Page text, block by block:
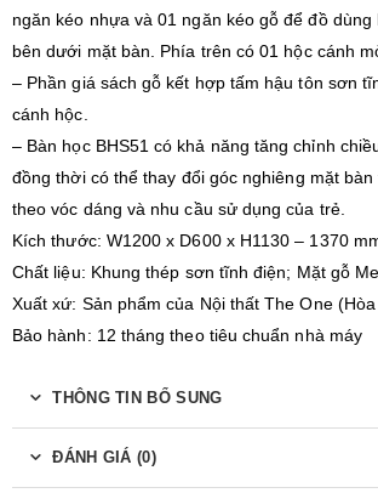
ngăn kéo nhựa và 01 ngăn kéo gỗ để đồ dùng
bên dưới mặt bàn. Phía trên có 01 hộc cánh
– Phần giá sách gỗ kết hợp tấm hậu tôn sơn
cánh hộc.
– Bàn học BHS51 có khả năng tăng chỉnh
đồng thời có thể thay đổi góc nghiêng mặt
theo vóc dáng và nhu cầu sử dụng của trẻ.
Kích thước: W1200 x D600 x H1130 – 1370
Chất liệu: Khung thép sơn tĩnh điện; Mặt gỗ
Xuất xứ: Sản phẩm của Nội thất The One (Hòa
Bảo hành: 12 tháng theo tiêu chuẩn nhà máy
THÔNG TIN BỔ SUNG
ĐÁNH GIÁ (0)